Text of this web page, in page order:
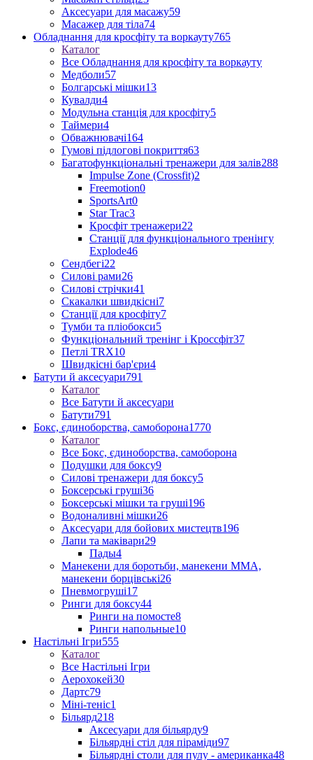
Аксесуари для масажу59
Масажер для тіла74
Обладнання для кросфіту та воркауту765
Каталог
Все Обладнання для кросфіту та воркауту
Медболи57
Болгарські мішки13
Кувалди4
Модульна станція для кросфіту5
Таймери4
Обважнювачі164
Гумові підлогові покриття63
Багатофункціональні тренажери для залів288
Impulse Zone (Crossfit)2
Freemotion0
SportsArt0
Star Trac3
Кросфіт тренажери22
Станції для функціонального тренінгу
Explode46
Сендбегі22
Силові рами26
Силові стрічки41
Скакалки швидкісні7
Станції для кросфіту7
Тумби та пліобокси5
Функціональний тренінг і Кроссфіт37
Петлі TRX10
Швидкісні бар'єри4
Батути й аксесуари791
Каталог
Все Батути й аксесуари
Батути791
Бокс, єдиноборства, самоборона1770
Каталог
Все Бокс, єдиноборства, самоборона
Подушки для боксу9
Силові тренажери для боксу5
Боксерські груші36
Боксерські мішки та груші196
Водоналивні мішки26
Аксесуари для бойових мистецтв196
Лапи та маківари29
Пады4
Манекени для боротьби, манекени ММА,
манекени борцівські26
Пневмогруші17
Ринги для боксу44
Ринги на помосте8
Ринги напольные10
Настільні Ігри555
Каталог
Все Настільні Ігри
Аерохокей30
Дартс79
Міні-теніс1
Більярд218
Аксесуари для більярду9
Більярдні стіл для піраміди97
Більярдні столи для пулу - американка48